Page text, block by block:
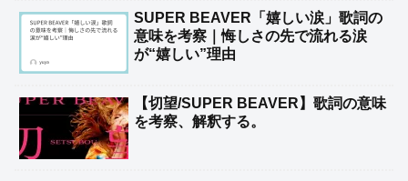
SUPER BEAVER「嬉しい涙」歌詞の
意味を考察｜悔しさの先で流れる涙
が“嬉しい”理由
【切望/SUPER BEAVER】歌詞の意味
を考察、解釈する。